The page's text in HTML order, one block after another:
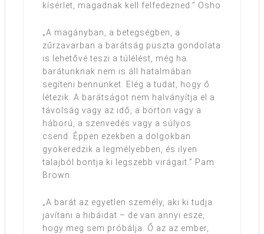
kísérlet, magadnak kell felfedezned.” Osho
„A magányban, a betegségben, a
zűrzavarban a barátság puszta gondolata
is lehetővé teszi a túlélést, még ha
barátunknak nem is áll hatalmában
segíteni bennünket. Elég a tudat, hogy ő
létezik. A barátságot nem halványítja el a
távolság vagy az idő, a börtön vagy a
háború, a szenvedés vagy a súlyos
csend. Éppen ezekben a dolgokban
gyökeredzik a legmélyebben, és ilyen
talajból bontja ki legszebb virágait.” Pam
Brown
„A barát az egyetlen személy, aki ki tudja
javítani a hibáidat – de van annyi esze,
hogy meg sem próbálja. Ő az az ember,